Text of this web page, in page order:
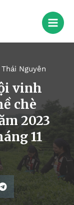
Nguyên
vinh
chè
2023
11